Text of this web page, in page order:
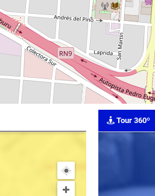
Tour 360º